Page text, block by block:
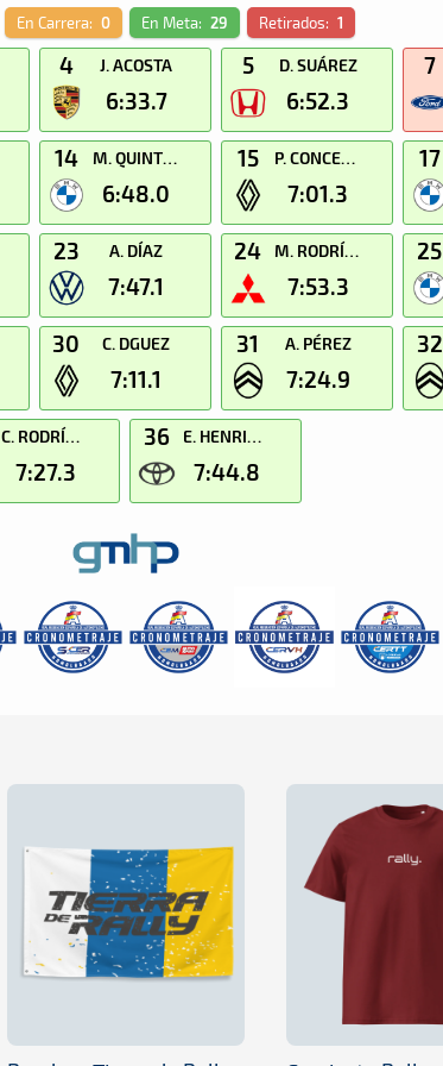
En Carrera: 0 En Meta: 29 Retirados: 1
4 J. ACOSTA
6:33.7
5 D. SUÁREZ
6:52.3
7
14 M. QUINTINO
6:48.0
15 P. CONCEPCIÓN
7:01.3
17
23 A. DÍAZ
7:47.1
24 M. RODRÍGUEZ
7:53.3
25
30 C. DGUEZ
7:11.1
31 A. PÉREZ
7:24.9
32
C. RODRÍGUEZ
7:27.3
36 E. HENRIQUEZ
7:44.8